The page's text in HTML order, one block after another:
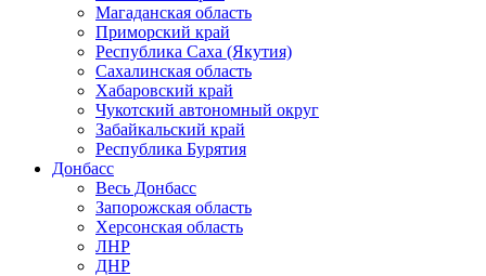
Магаданская область
Приморский край
Республика Саха (Якутия)
Сахалинская область
Хабаровский край
Чукотский автономный округ
Забайкальский край
Республика Бурятия
Донбасс
Весь Донбасс
Запорожская область
Херсонская область
ЛНР
ДНР